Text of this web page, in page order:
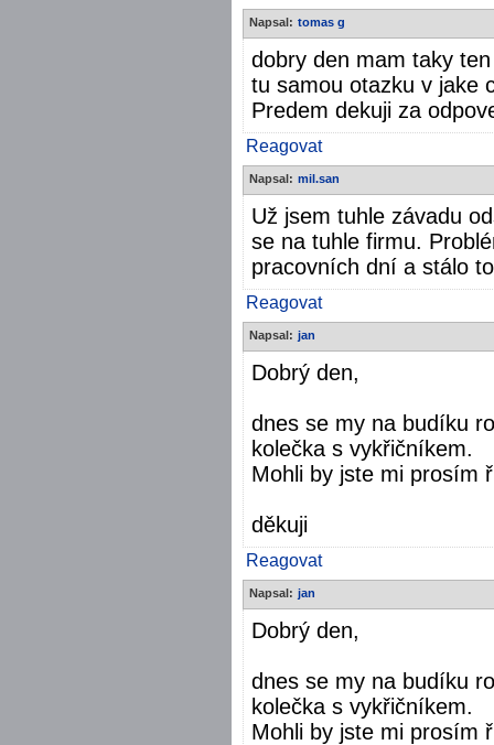
Napsal: tomas g
dobry den mam taky
tu samou otazku v jake
Predem dekuji za
Reagovat
Napsal: mil.san
Už jsem tuhle závadu
se na tuhle firmu.
pracovních dní a stálo
Reagovat
Napsal: jan
Dobrý den,
dnes se my na budíku
kolečka s vykřičníkem.
Mohli by jste mi prosím
děkuji
Reagovat
Napsal: jan
Dobrý den,
dnes se my na budíku
kolečka s vykřičníkem.
Mohli by jste mi prosím